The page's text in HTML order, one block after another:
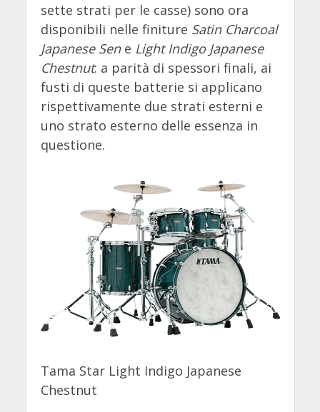
sette strati per le casse) sono ora
disponibili nelle finiture Satin Charcoal
Japanese Sen e Light Indigo Japanese
Chestnut: a parità di spessori finali, ai
fusti di queste batterie si applicano
rispettivamente due strati esterni e
uno strato esterno delle essenza in
questione.
Tama Star Light Indigo Japanese
Chestnut